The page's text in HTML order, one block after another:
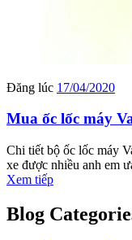
Đăng lúc 17/04/2020
Mua ốc lốc máy
Chi tiết bộ ốc lốc máy
xe được nhiều anh em
Xem tiếp
Blog